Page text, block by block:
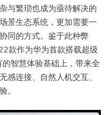
与繁琐也成为亟待解决的
景生态系统，更加需要一
同的方式。鉴于此种弊
款作为华为首款搭载超级
智慧体验基础上，带来全
感连接、自然人机交互、
。